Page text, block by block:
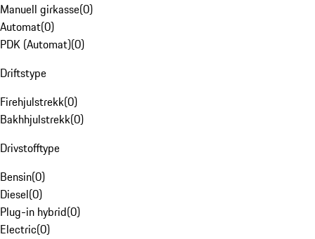
Manuell girkasse(0)
Automat(0)
PDK (Automat)(0)
Driftstype
Firehjulstrekk(0)
Bakhhjulstrekk(0)
Drivstofftype
Bensin(0)
Diesel(0)
Plug-in hybrid(0)
Electric(0)